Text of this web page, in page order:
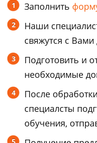
Заполнить
Наши
свяжутся с
Подготовить и
необходимые
После
специалсты
обучения,